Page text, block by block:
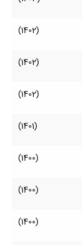
(1402)
(1402)
(1402)
(1401)
(1400)
(1400)
(1400)